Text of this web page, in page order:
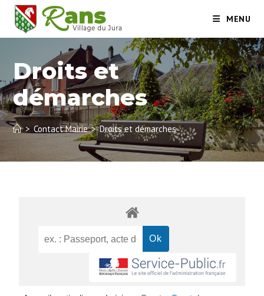
MENU
Droits et
démarches
> Contact Mairie > Droits et démarches